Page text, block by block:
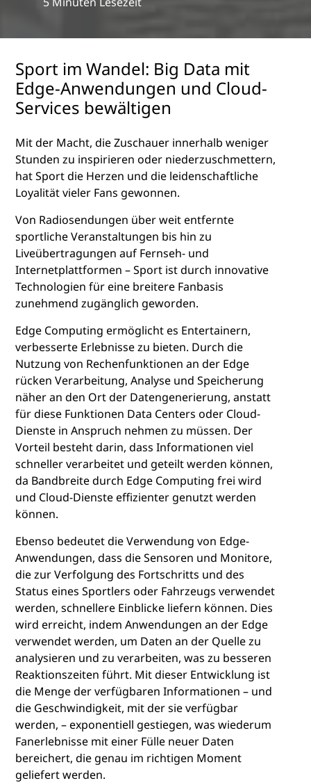
Sport im Wandel: Big Data mit
Edge-Anwendungen und Cloud-
Services bewältigen
Mit der Macht, die Zuschauer innerhalb weniger
Stunden zu inspirieren oder niederzuschmettern,
hat Sport die Herzen und die leidenschaftliche
Loyalität vieler Fans gewonnen.
Von Radiosendungen über weit entfernte
sportliche Veranstaltungen bis hin zu
Liveübertragungen auf Fernseh- und
Internetplattformen – Sport ist durch innovative
Technologien für eine breitere Fanbasis
zunehmend zugänglich geworden.
Edge Computing ermöglicht es Entertainern,
verbesserte Erlebnisse zu bieten. Durch die
Nutzung von Rechenfunktionen an der Edge
rücken Verarbeitung, Analyse und Speicherung
näher an den Ort der Datengenerierung, anstatt
für diese Funktionen Data Centers oder Cloud-
Dienste in Anspruch nehmen zu müssen. Der
Vorteil besteht darin, dass Informationen viel
schneller verarbeitet und geteilt werden können,
da Bandbreite durch Edge Computing frei wird
und Cloud-Dienste effizienter genutzt werden
können.
Ebenso bedeutet die Verwendung von Edge-
Anwendungen, dass die Sensoren und Monitore,
die zur Verfolgung des Fortschritts und des
Status eines Sportlers oder Fahrzeugs verwendet
werden, schnellere Einblicke liefern können. Dies
wird erreicht, indem Anwendungen an der Edge
verwendet werden, um Daten an der Quelle zu
analysieren und zu verarbeiten, was zu besseren
Reaktionszeiten führt. Mit dieser Entwicklung ist
die Menge der verfügbaren Informationen – und
die Geschwindigkeit, mit der sie verfügbar
werden, – exponentiell gestiegen, was wiederum
Fanerlebnisse mit einer Fülle neuer Daten
bereichert, die genau im richtigen Moment
geliefert werden.